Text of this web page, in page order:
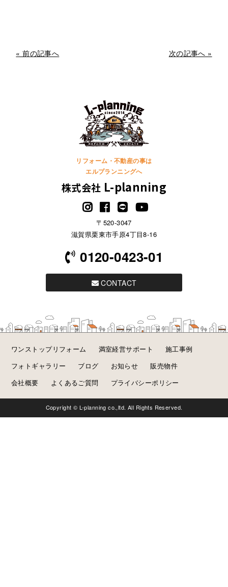
« 前の記事へ 次の記事へ »
リフォーム・不動産の事は
エルプランニングへ
株式会社 L-planning
〒520-3047
滋賀県栗東市手原4丁目8-16
0120-0423-01
CONTACT
ワンストップリフォーム 満室経営サポート
施工事例
フォトギャラリー
ブログ お知らせ
販売物件
会社概要
よくあるご質問 プライバシーポリシー
Copyright © L-planning co.,ltd. All Rights Reserved.